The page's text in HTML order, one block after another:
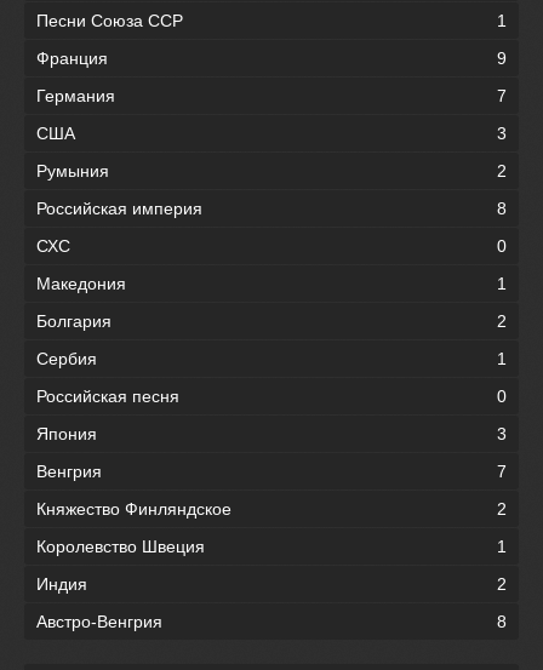
Песни Союза ССР
1
Франция
9
Германия
7
США
3
Румыния
2
Российская империя
8
СХС
0
Македония
1
Болгария
2
Сербия
1
Российская песня
0
Япония
3
Венгрия
7
Княжество Финляндское
2
Королевство Швеция
1
Индия
2
Австро-Венгрия
8